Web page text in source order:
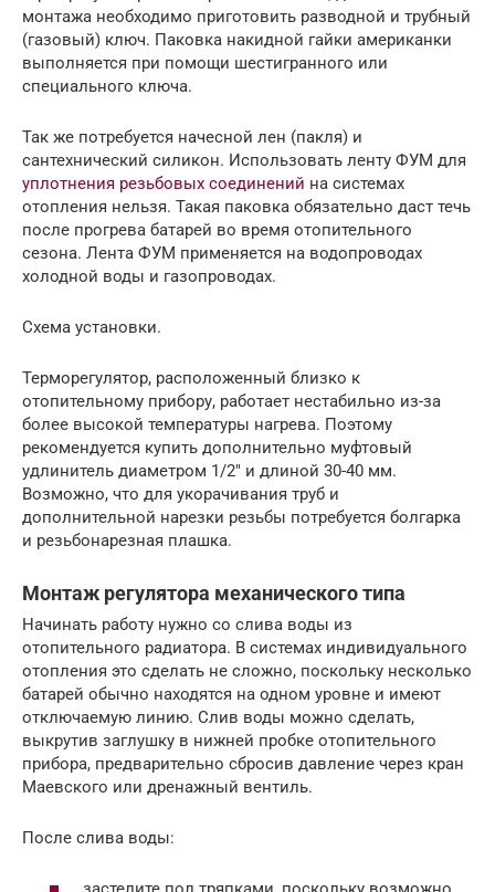
монтажа необходимо приготовить разводной и трубный
(газовый) ключ. Паковка накидной гайки американки
выполняется при помощи шестигранного или
специального ключа.
Так же потребуется начесной лен (пакля) и
сантехнический силикон. Использовать ленту ФУМ для
уплотнения резьбовых соединений на системах
отопления нельзя. Такая паковка обязательно даст течь
после прогрева батарей во время отопительного
сезона. Лента ФУМ применяется на водопроводах
холодной воды и газопроводах.
Схема установки.
Терморегулятор, расположенный близко к
отопительному прибору, работает нестабильно из-за
более высокой температуры нагрева. Поэтому
рекомендуется купить дополнительно муфтовый
удлинитель диаметром 1/2″ и длиной 30-40 мм.
Возможно, что для укорачивания труб и
дополнительной нарезки резьбы потребуется болгарка
и резьбонарезная плашка.
Монтаж регулятора механического типа
Начинать работу нужно со слива воды из
отопительного радиатора. В системах индивидуального
отопления это сделать не сложно, поскольку несколько
батарей обычно находятся на одном уровне и имеют
отключаемую линию. Слив воды можно сделать,
выкрутив заглушку в нижней пробке отопительного
прибора, предварительно сбросив давление через кран
Маевского или дренажный вентиль.
После слива воды: